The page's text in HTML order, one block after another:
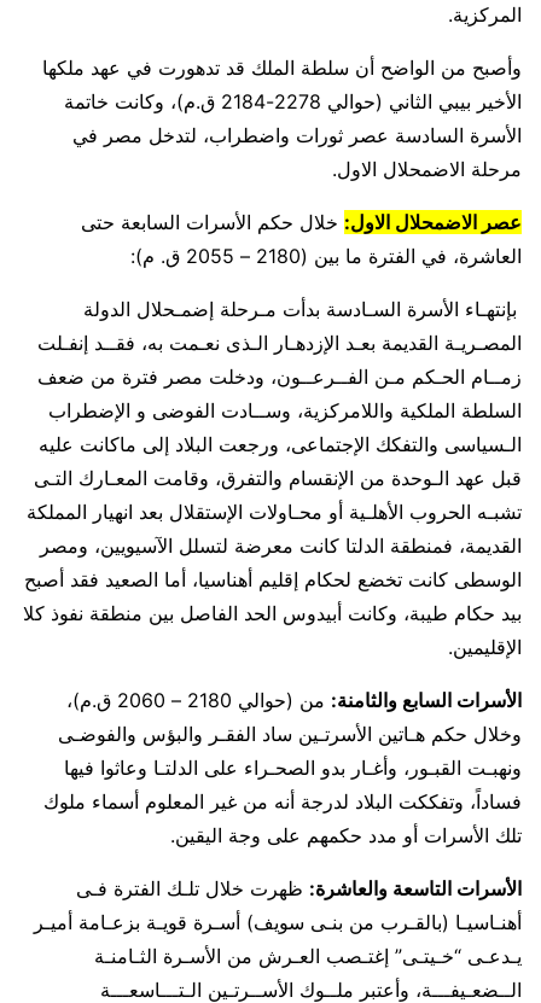
المركزية.
وأصبح من الواضح أن سلطة الملك قد تدهورت في عهد ملكها
الأخير بيبي الثاني (حوالي 2278-2184 ق.م)، وكانت خاتمة
الأسرة السادسة عصر ثورات واضطراب، لتدخل مصر في
مرحلة الاضمحلال الاول.
عصر الاضمحلال الاول: خلال حكم الأسرات السابعة حتى
العاشرة، في الفترة ما بين (2180 – 2055 ق. م):
بإنتهـاء الأسرة السـادسة بدأت مـرحلة إضمـحلال الدولة
المصـريـة القديمة بعـد الإزدهـار الـذى نعـمت به، فقــد إنفـلت
زمــام الحـكم مـن الفــرعــون، ودخلت مصر فترة من ضعف
السلطة الملكية واللامركزية، وســادت الفوضى و الإضطراب
الـسياسى والتفكك الإجتماعى، ورجعت البلاد إلى ماكانت عليه
قبل عهد الـوحدة من الإنقسام والتفرق، وقامت المعـارك التـى
تشبـه الحروب الأهلـية أو محـاولات الإستقلال بعد انهيار المملكة
القديمة، فمنطقة الدلتا كانت معرضة لتسلل الآسيويين، ومصر
الوسطى كانت تخضع لحكام إقليم أهناسيا، أما الصعيد فقد أصبح
بيد حكام طيبة، وكانت أبيدوس الحد الفاصل بين منطقة نفوذ كلا
الإقليمين.
الأسرات السابع والثامنة:
من (حوالي 2180 – 2060 ق.م)،
وخلال حكم هـاتين الأسرتـين ساد الفقـر والبؤس والفوضـى
ونهبـت القبـور، وأغـار بدو الصحـراء على الدلتـا وعاثوا فيها
فساداً، وتفككت البلاد لدرجة أنه من غير المعلوم أسماء ملوك
تلك الأسرات أو مدد حكمهم على وجة اليقين.
الأسرات التاسعة والعاشرة: ظهرت خلال تلـك الفترة فـى
أهنـاسيـا (بالقـرب من بنـى سويف) أسـرة قويـة بزعـامة أميـر
يـدعـى “خـيتـى” إغتـصب العـرش من الأسـرة الثـامنـة
الــضعـيفـــة، وأعتبر ملــوك الأســرتـين الـتـــاسعـــة